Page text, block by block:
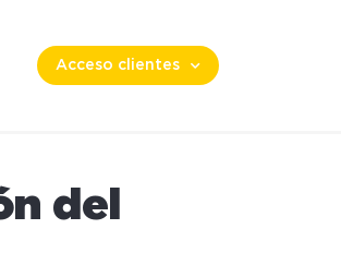
Acceso clientes
del